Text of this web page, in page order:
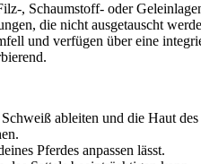
, Schaumstoff- oder
die nicht ausgetauscht
und verfügen über eine
ableiten und die Haut des
Pferdes anpassen lässt.